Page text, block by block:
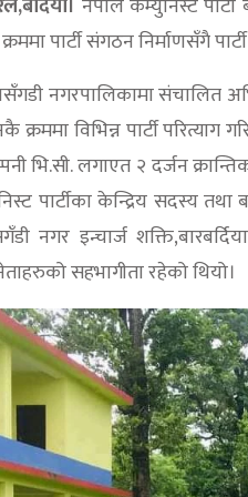
पार्टी संगठन निर्माणसँगै
नगरपालिकामा संचालित
क्रममा विभिन्न पार्टी
भि.सी. लगाएत २ दर्जन
पार्टीका केन्द्रिय सदस्य तथा
नगर इन्चार्ज
सहभागीता रहेको थियो।